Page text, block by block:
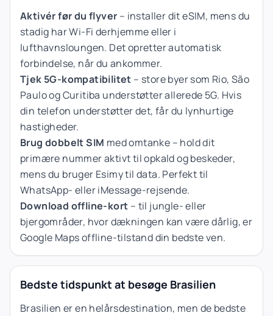
Aktivér før du flyver – installer dit eSIM, mens du
stadig har Wi-Fi derhjemme eller i
lufthavnsloungen. Det opretter automatisk
forbindelse, når du ankommer.
Tjek 5G-kompatibilitet – store byer som Rio, São
Paulo og Curitiba understøtter allerede 5G. Hvis
din telefon understøtter det, får du lynhurtige
hastigheder.
Brug dobbelt SIM med omtanke – hold dit
primære nummer aktivt til opkald og beskeder,
mens du bruger Esimy til data. Perfekt til
WhatsApp- eller iMessage-rejsende.
Download offline-kort – til jungle- eller
bjergområder, hvor dækningen kan være dårlig, er
Google Maps offline-tilstand din bedste ven.
Bedste tidspunkt at besøge Brasilien
Brasilien er en helårsdestination, men de bedste